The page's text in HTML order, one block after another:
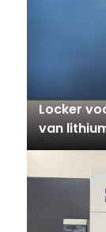
Locker
van